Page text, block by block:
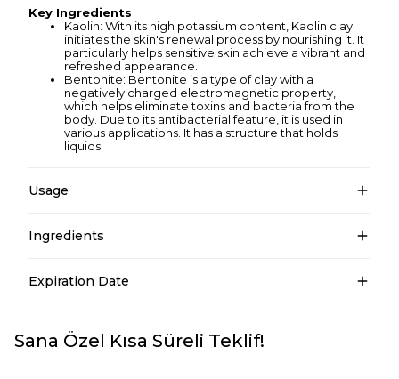
Key Ingredients
Kaolin: With its high potassium content, Kaolin clay
initiates the skin's renewal process by nourishing it. It
particularly helps sensitive skin achieve a vibrant and
refreshed appearance.
Bentonite: Bentonite is a type of clay with a
negatively charged electromagnetic property,
which helps eliminate toxins and bacteria from the
body. Due to its antibacterial feature, it is used in
various applications. It has a structure that holds
liquids.
Usage
Ingredients
Expiration Date
Sana Özel Kısa Süreli Teklif!